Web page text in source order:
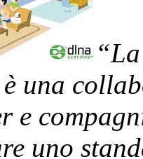
una
e
uno